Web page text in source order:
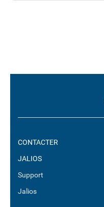
CONTACTER
JALIOS
Support
Jalios